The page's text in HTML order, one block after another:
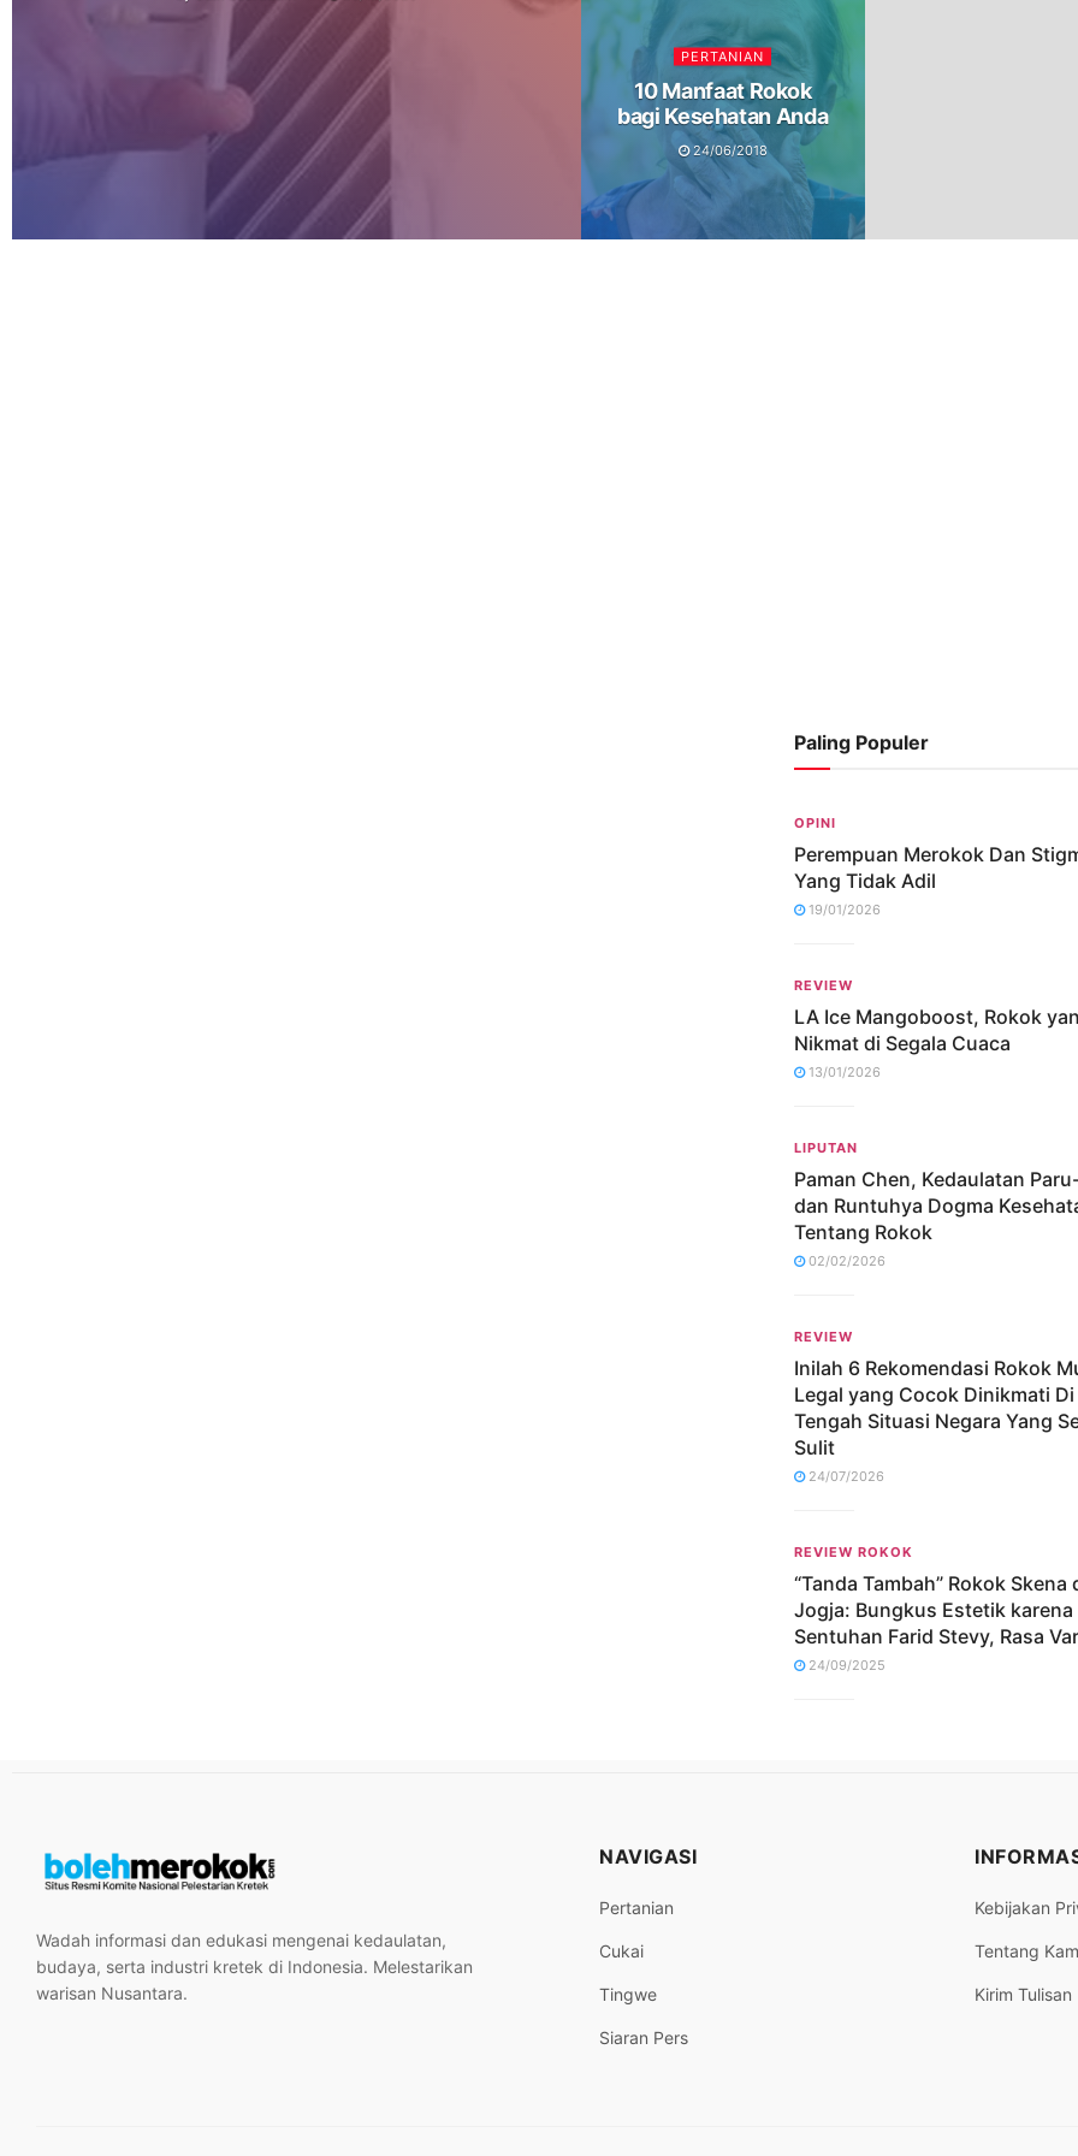
PERTANIAN
10 Manfaat Rokok
bagi Kesehatan Anda
24/06/2018
Paling Populer
OPINI
Perempuan Merokok Dan
Yang Tidak Adil
19/01/2026
REVIEW
LA Ice Mangoboost, Rokok
Nikmat di Segala Cuaca
13/01/2026
LIPUTAN
Paman Chen, Kedaulatan
dan Runtuhya Dogma
Tentang Rokok
02/02/2026
REVIEW
Inilah 6 Rekomendasi Rokok
Legal yang Cocok Dinikmati Di
Tengah Situasi Negara Yang
Sulit
24/07/2026
REVIEW ROKOK
“Tanda Tambah” Rokok Skena
Jogja: Bungkus Estetik karena
Sentuhan Farid Stevy, Rasa
24/09/2025
Wadah informasi dan edukasi mengenai kedaulatan,
budaya, serta industri kretek di Indonesia. Melestarikan
warisan Nusantara.
NAVIGASI
Pertanian
Cukai
Tingwe
Siaran Pers
Kebijakan
Tentang
Kirim Tulisan